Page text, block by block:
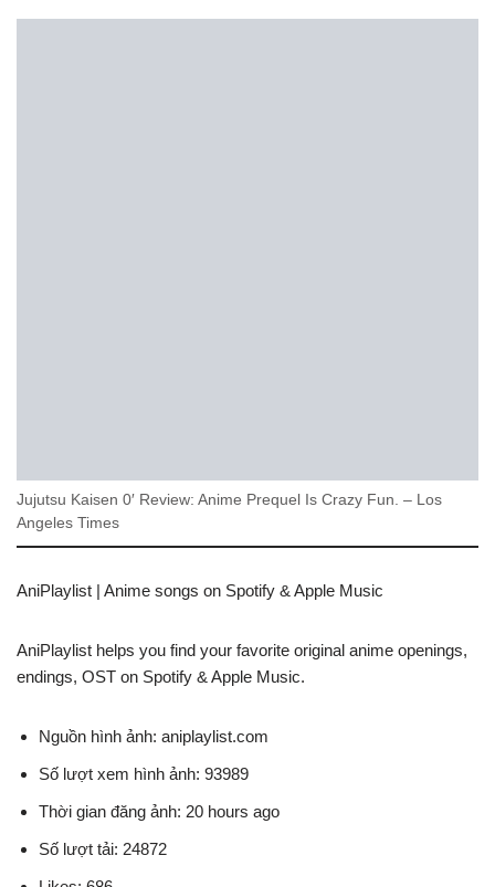
Jujutsu Kaisen 0′ Review: Anime Prequel Is Crazy Fun. – Los
Angeles Times
AniPlaylist | Anime songs on Spotify & Apple Music
AniPlaylist helps you find your favorite original anime openings,
endings, OST on Spotify & Apple Music.
Nguồn hình ảnh: aniplaylist.com
Số lượt xem hình ảnh: 93989
Thời gian đăng ảnh: 20 hours ago
Số lượt tải: 24872